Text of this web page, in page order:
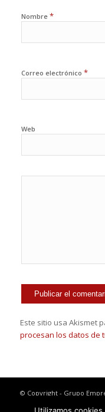
Nombre *
Correo electrónico *
Web
Este sitio usa Akismet
procesan los datos de
© Copyright - Grupo
Política de cookies |